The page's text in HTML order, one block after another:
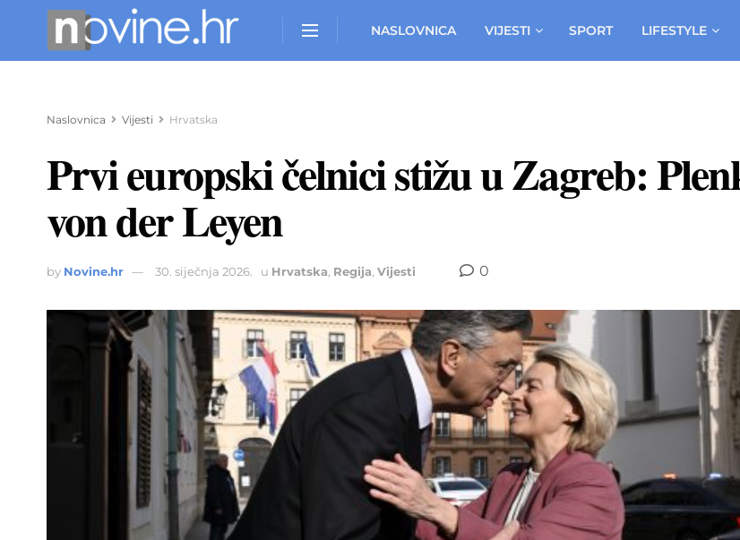
NASLOVNICA VIJESTI SPORT LIFESTYLE
Naslovnica Vijesti Hrvatska
Prvi europski čelnici stižu u Zagreb:
von der Leyen
by Novine.hr 30. siječnja 2026. u Hrvatska Regija Vijesti 0